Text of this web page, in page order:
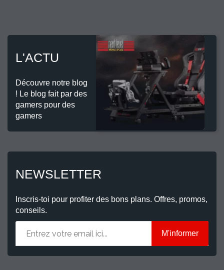
L'ACTU
Découvre notre blog
! Le blog fait par des
gamers pour des
gamers
NEWSLETTER
Inscris-toi pour profiter des bons plans. Offres, promos,
conseils.
M'informer